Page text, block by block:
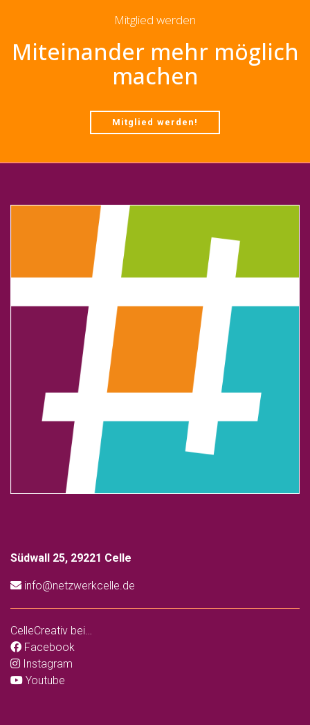
Mitglied werden
Miteinander mehr möglich
machen
Mitglied werden!
Südwall 25, 29221 Celle
info@netzwerkcelle.de
CelleCreativ bei…
Facebook
Instagram
Youtube